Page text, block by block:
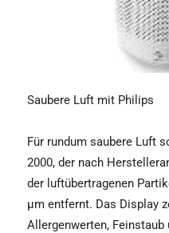
Saubere Luft mit Philips
Für rundum saubere Luft
2000, der nach
der luftübertragenen
µm entfernt. Das Display
Allergenwerten, Feinstaub